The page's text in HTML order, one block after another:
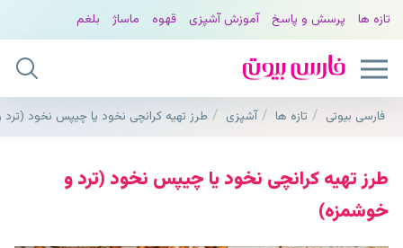
تازه ها پرسش و پاسخ آموزش آشپزی قهوه ماساژ بلغم
فارسی بیوتی تازه ها آشپزی طرز تهیه کرانچی نخود یا چیپس نخود
طرز تهیه کرانچی نخود یا چیپس نخود (ترد و
خوشمزه)